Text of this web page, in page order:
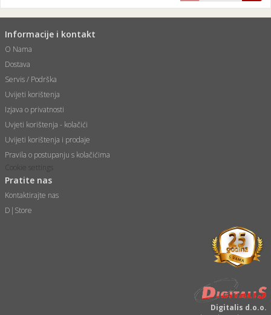
za kosu
brijanje
Informacije i kontakt
O Nama
Dostava
Servis / Podrška
Uvijeti korištenja
Izjava o privatnosti
Uvjeti korištenja - kolačići
Uvijeti korištenja i prodaje
Pravila o postupanju s kolačićima
Cookie settings
Pratite nas
Kontaktirajte nas
D|Store
Digitalis d.o.o.